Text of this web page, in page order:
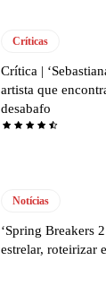
Críticas
Crítica |
artista que
desabafo
Notícias
‘Spring Breakers
estrelar, roteirizar